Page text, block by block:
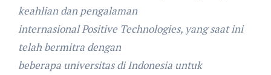
keahlian dan pengalaman
internasional Positive Technologies, yang saat ini
telah bermitra dengan
beberapa universitas di Indonesia untuk